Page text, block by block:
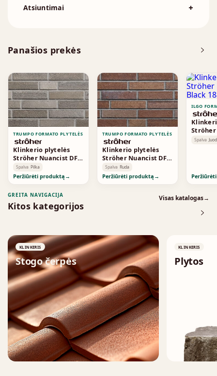
Panašios prekės
TRUMPO FORMATO PLYTELĖS
Klinkerio plytelės
Ströher Nuancist DF
Greige 1872
Spalva Pilka
Peržiūrėti produktą →
TRUMPO FORMATO PLYTELĖS
Klinkerio plytelės
Ströher Nuancist DF
Red 1823
Spalva Ruda
Peržiūrėti produktą →
ILGO
Ströher
Black
Spalva
Atsiuntimai
Techninė informacija
Tekstūros
GREITA NAVIGACIJA
Kitos kategorijos
Visas katalogas→
KLINKERIS
Stogo čerpės
↗
KLINKERIS
Plytos